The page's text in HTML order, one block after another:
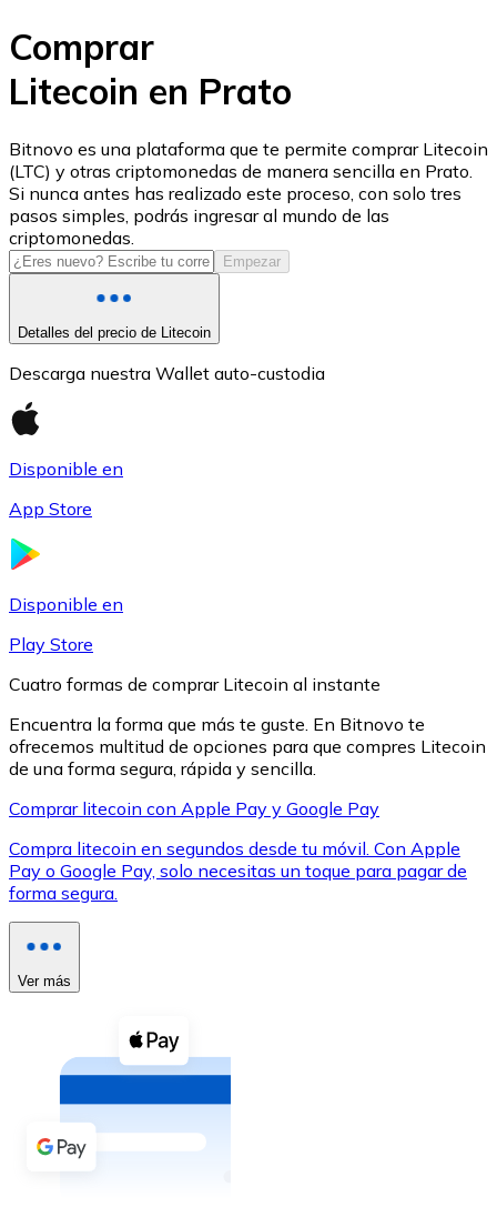
USD Coin
USDC
Litecoin
LTC
Ver todo
Compra criptomonedas con efectivo en tu tienda más
Comprar con efectivo
Transferencia SEPA
Añade fondos a tu cuenta Bitnovo o realiza compras
Comprar con Transferencia
Comprar
Litecoin en Prato
Bitnovo es una plataforma que te permite comprar Litecoin
(LTC) y otras criptomonedas de manera sencilla en Prato.
Si nunca antes has realizado este proceso, con solo tres
pasos simples, podrás ingresar al mundo de las
criptomonedas.
Empezar
Detalles del precio de Litecoin
Descarga nuestra Wallet auto-custodia
Disponible en
App Store
Disponible en
Play Store
Cuatro formas de comprar Litecoin al instante
Encuentra la forma que más te guste. En Bitnovo te
ofrecemos multitud de opciones para que compres Litecoin
de una forma segura, rápida y sencilla.
Comprar litecoin con Apple Pay y Google Pay
Compra litecoin en segundos desde tu móvil. Con Apple
Pay o Google Pay, solo necesitas un toque para pagar de
forma segura.
Ver más